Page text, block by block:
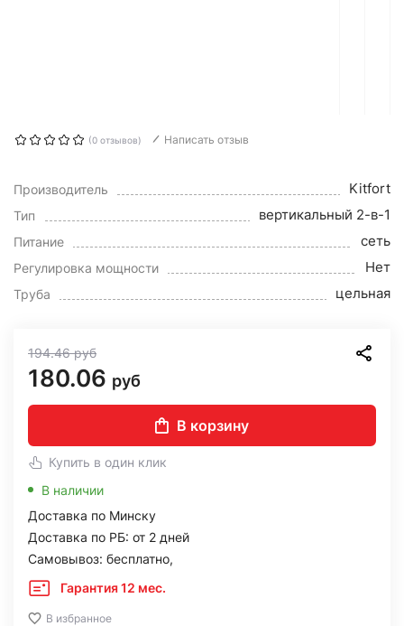
(0 отзывов) Написать отзыв
Производитель Kitfort
Тип вертикальный 2-в-1
Питание сеть
Регулировка мощности Нет
Труба цельная
194.46руб
180.06 руб
В корзину
Купить в один клик
В наличии
Доставка по Минску
Доставка по РБ: от 2 дней
Самовывоз: бесплатно,
Гарантия 12 мес.
В избранное